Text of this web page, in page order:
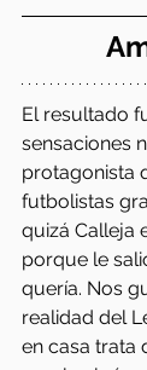
El resultado
sensaciones
protagonista
futbolistas
quizá Calleja
porque le
quería. Nos
realidad del
en casa trata